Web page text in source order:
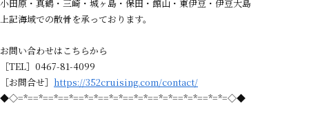
小田原・真鶴・三崎・城ヶ島・保田・館山・東伊豆・伊豆大島
上記海域での散骨を承っております。
お問い合わせはこちらから
［TEL］0467-81-4099
［お問合せ］ https://352cruising.com/contact/
◆◇=*==*==*==*==*=*==*=*==*=*==*=*==*=*==*=*=◇◆